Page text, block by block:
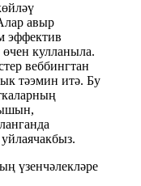
авыр
эффектив
кулланыла.
веббингтан
тәэмин итә. Бу
үзенчәлекләре